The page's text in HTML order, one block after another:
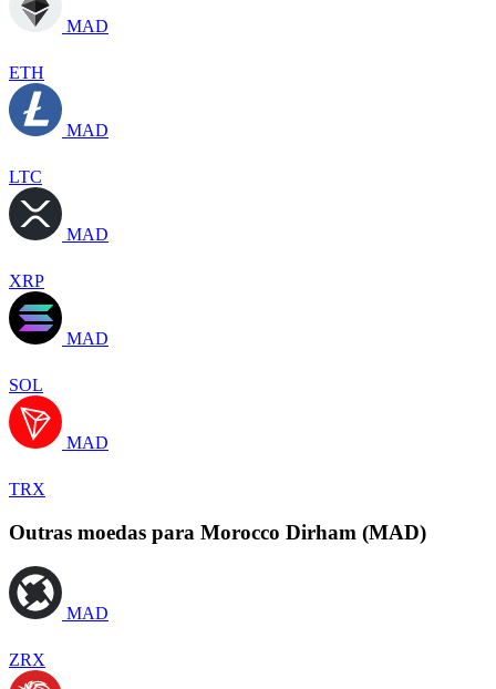
MAD
ETH
MAD
LTC
MAD
XRP
MAD
SOL
MAD
TRX
Outras moedas para Morocco Dirham (MAD)
MAD
ZRX